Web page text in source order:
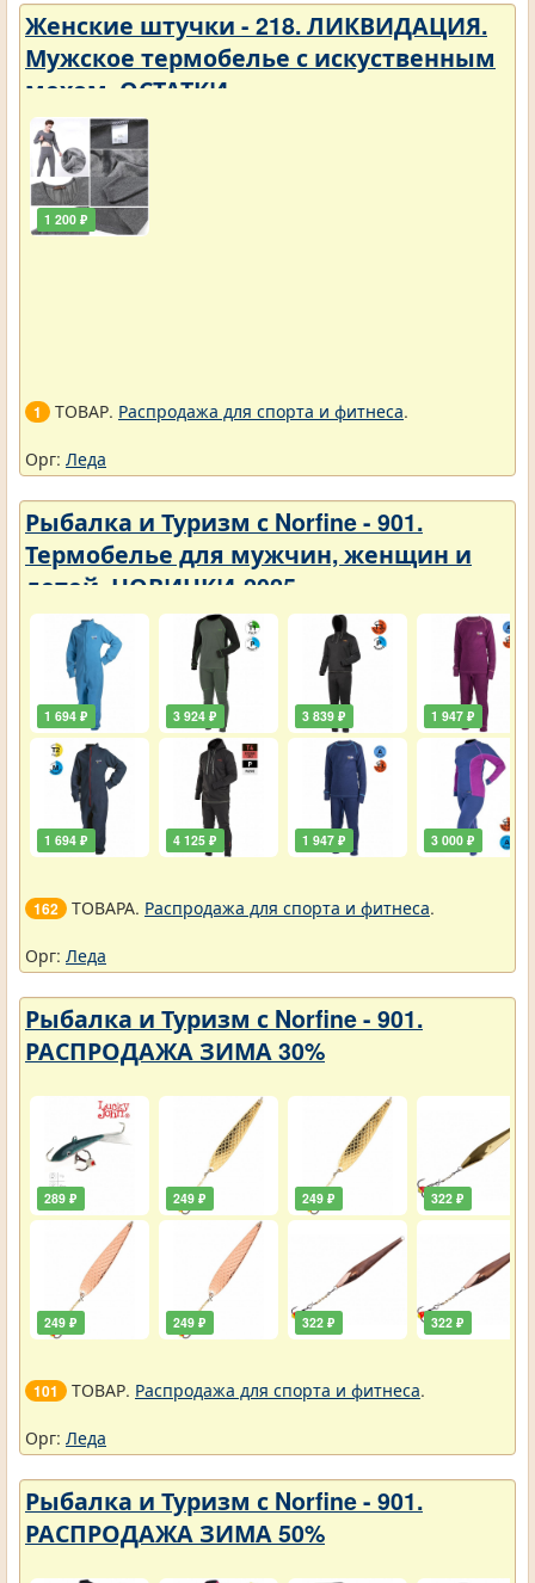
Женские штучки - 218. ЛИКВИДАЦИЯ.
Мужское термобелье с искуственным
мехом. ОСТАТКИ
1 200 ₽
1 ТОВАР. Распродажа для спорта и фитнеса.
Орг: Леда
Рыбалка и Туризм с Norfine - 901.
Термобелье для мужчин, женщин и
детей. НОВИНКИ-2025
1 694 ₽
1 694 ₽
3 924 ₽
4 125 ₽
3 839 ₽
1 947 ₽
1 947 ₽
3 000 ₽
162 ТОВАРА. Распродажа для спорта и фитнеса.
Орг: Леда
Рыбалка и Туризм с Norfine - 901.
РАСПРОДАЖА ЗИМА 30%
289 ₽
249 ₽
249 ₽
249 ₽
249 ₽
322 ₽
322 ₽
322 ₽
101 ТОВАР. Распродажа для спорта и фитнеса.
Орг: Леда
Рыбалка и Туризм с Norfine - 901.
РАСПРОДАЖА ЗИМА 50%